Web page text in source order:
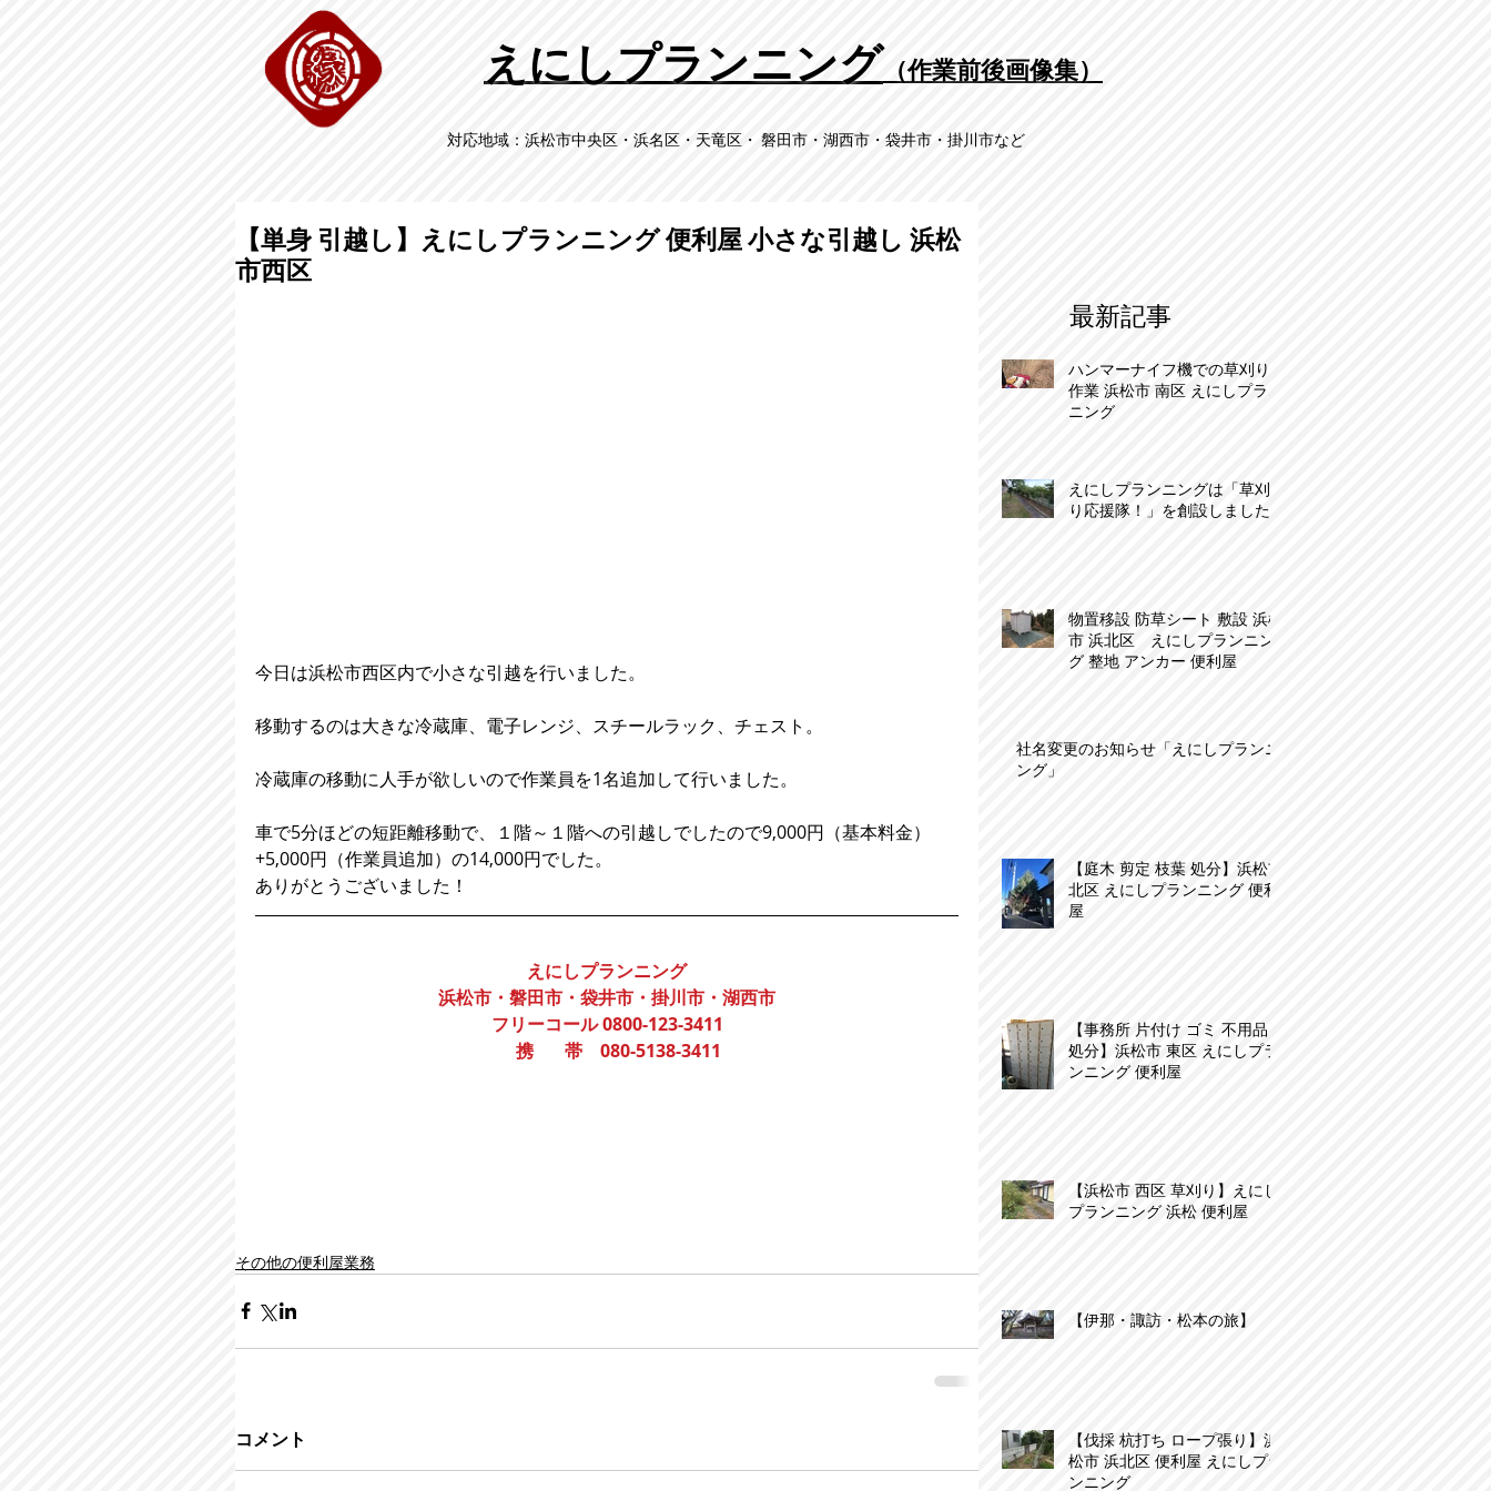
​えにしプランニング （作業前後画像集）
対応地域：​浜松市中央区・浜名区・天竜区・ 磐田市・湖西市・袋井市・掛川市など
【単身 引越し】えにしプランニング 便利屋 小さな引越し 浜松
市西区
今日は浜松市西区内で小さな引越を行いました。
移動するのは大きな冷蔵庫、電子レンジ、スチールラック、チェスト。
冷蔵庫の移動に人手が欲しいので作業員を1名追加して行いました。
車で5分ほどの短距離移動で、１階～１階への引越しでしたので9,000円（基本料金）
+5,000円（作業員追加）の14,000円でした。
ありがとうございました！
えにしプランニング
浜松市・磐田市・袋井市・掛川市・湖西市
フリーコール 0800-123-3411
     携　   帯    080-5138-3411
その他の便利屋業務
コメント
最新記事
ハンマーナイフ機での草刈り
作業 浜松市 南区 えにしプラン
ニング
えにしプランニングは「草刈
り応援隊！」を創設しました
物置移設 防草シート 敷設 浜松
市 浜北区 えにしプランニン
グ 整地 アンカー 便利屋
社名変更のお知らせ「えにしプランニ
ング」
【庭木 剪定 枝葉 処分】浜松市
北区 えにしプランニング 便利
屋
【事務所 片付け ゴミ 不用品
処分】浜松市 東区 えにしプラ
ンニング 便利屋
【浜松市 西区 草刈り】えにし
プランニング 浜松 便利屋
【伊那・諏訪・松本の旅】
【伐採 杭打ち ロープ張り】浜
松市 浜北区 便利屋 えにしプラ
ンニング